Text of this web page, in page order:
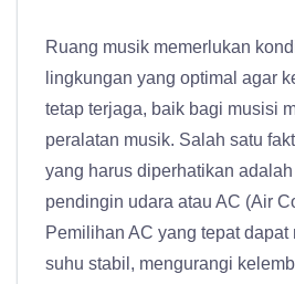
Ruang musik memerlukan
lingkungan yang optimal agar
tetap terjaga, baik bagi musisi
peralatan musik. Salah satu
yang harus diperhatikan
pendingin udara atau AC (Air
Pemilihan AC yang tepat dapat
suhu stabil, mengurangi